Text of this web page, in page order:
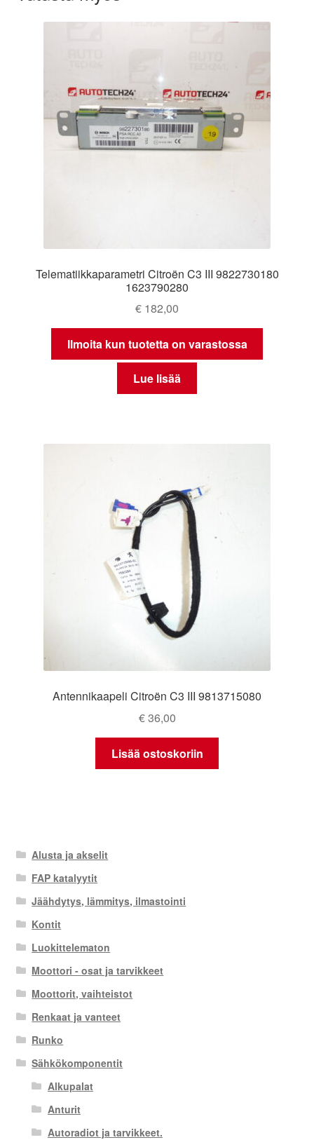
Telematiikkaparametri Citroën C3 III 9822730180
1623790280
€ 182,00
Ilmoita kun tuotetta on varastossa
Lue lisää
Antennikaapeli Citroën C3 III 9813715080
€36,00
Lisää ostoskoriin
Alusta ja akselit
FAP katalyytit
Jäähdytys, lämmitys, ilmastointi
Kontit
Luokittelematon
Moottori - osat ja tarvikkeet
Moottorit, vaihteistot
Renkaat ja vanteet
Runko
Sähkökomponentit
Alkupalat
Anturit
Autoradiot ja tarvikkeet.